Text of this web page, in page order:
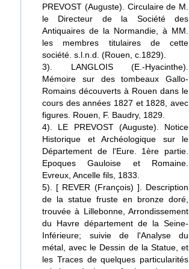
PREVOST (Auguste). Circulaire de M.
le Directeur de la Société des
Antiquaires de la Normandie, à MM.
les membres titulaires de cette
société. s.l.n.d. (Rouen, c.1829).
3). LANGLOIS (E.-Hyacinthe).
Mémoire sur des tombeaux Gallo-
Romains découverts à Rouen dans le
cours des années 1827 et 1828, avec
figures. Rouen, F. Baudry, 1829.
4). LE PREVOST (Auguste). Notice
Historique et Archéologique sur le
Département de l'Eure. 1ère partie.
Epoques Gauloise et Romaine.
Evreux, Ancelle fils, 1833.
5). [ REVER (François) ]. Description
de la statue fruste en bronze doré,
trouvée à Lillebonne, Arrondissement
du Havre département de la Seine-
Inférieure; suivie de l'Analyse du
métal, avec le Dessin de la Statue, et
les Traces de quelques particularités